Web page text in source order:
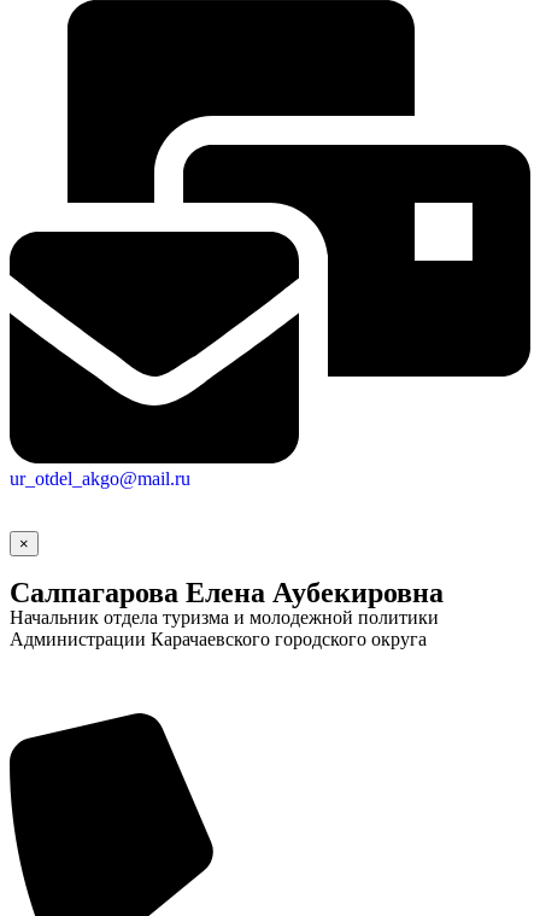
ur_otdel_akgo@mail.ru
×
Салпагарова Елена Аубекировна
Начальник отдела туризма и молодежной политики
Администрации Карачаевского городского округа